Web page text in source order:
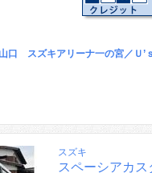
山口 スズキアリーナ一の宮／Ｕ’
スズキ
スペーシアカ